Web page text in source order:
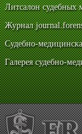
Литсалон судебных
Журнал
Судебно-
Галерея судебно-